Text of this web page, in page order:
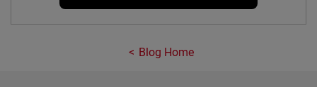
Blog Home